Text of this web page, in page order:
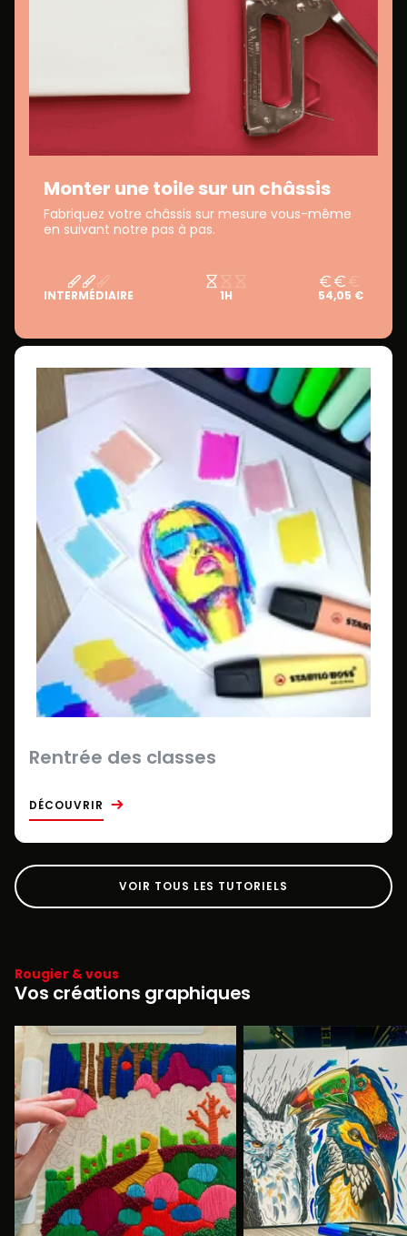
Monter une toile sur un châssis
Fabriquez votre châssis sur mesure vous-même
en suivant notre pas à pas.
INTERMÉDIAIRE 1H 54,05 €
Rentrée des classes
DÉCOUVRIR
VOIR TOUS LES TUTORIELS
Rougier & vous
Vos créations graphiques